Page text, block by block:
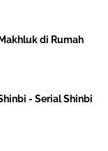
di Rumah
- Serial Shinbi